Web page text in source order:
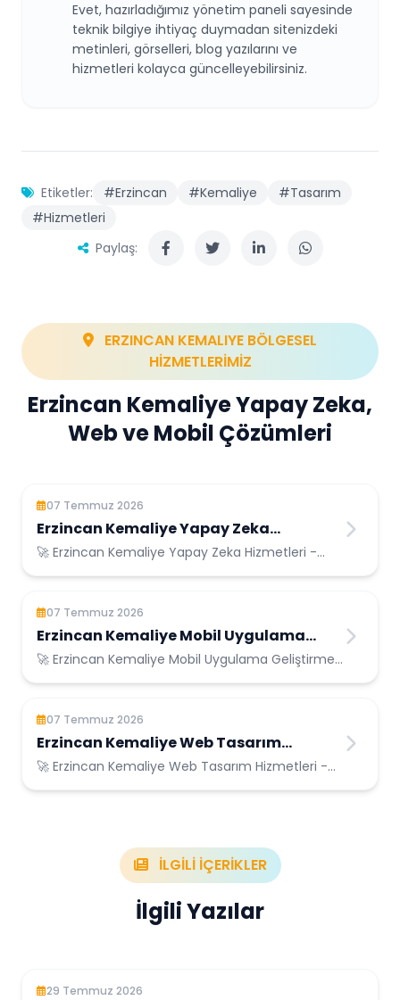
Evet, hazırladığımız yönetim paneli sayesinde
teknik bilgiye ihtiyaç duymadan sitenizdeki
metinleri, görselleri, blog yazılarını ve
hizmetleri kolayca güncelleyebilirsiniz.
Etiketler: #Erzincan #Kemaliye
#Tasarım
#Hizmetleri
Paylaş:
ERZINCAN KEMALIYE BÖLGESEL
HİZMETLERİMİZ
Erzincan Kemaliye Yapay Zeka,
Web ve Mobil Çözümleri
07 Temmuz 2026
Erzincan Kemaliye Yapay Zeka
Hizmetleri
🚀 Erzincan Kemaliye Yapay Zeka Hizmetleri -
07 Temmuz 2026
Erzincan Kemaliye Mobil Uygulama
Geliştirme
🚀 Erzincan Kemaliye Mobil Uygulama Geliştirme
07 Temmuz 2026
Erzincan Kemaliye Web Tasarım
Hizmetleri
🚀 Erzincan Kemaliye Web Tasarım Hizmetleri -
İLGİLİ İÇERİKLER
İlgili Yazılar
29 Temmuz 2026